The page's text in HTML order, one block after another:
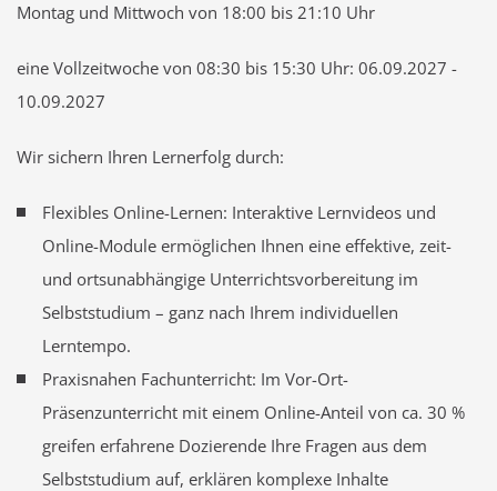
Montag und Mittwoch von 18:00 bis 21:10 Uhr
eine Vollzeitwoche von 08:30 bis 15:30 Uhr: 06.09.2027 -
10.09.2027
Wir sichern Ihren Lernerfolg durch:
Flexibles Online-Lernen: Interaktive Lernvideos und
Online-Module ermöglichen Ihnen eine effektive, zeit-
und ortsunabhängige Unterrichtsvorbereitung im
Selbststudium – ganz nach Ihrem individuellen
Lerntempo.
Praxisnahen Fachunterricht: Im Vor-Ort-
Präsenzunterricht mit einem Online-Anteil von ca. 30 %
greifen erfahrene Dozierende Ihre Fragen aus dem
Selbststudium auf, erklären komplexe Inhalte